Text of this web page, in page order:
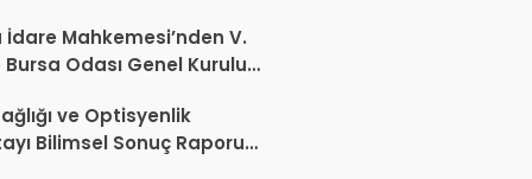
açıklaması
İdare Mahkemesi’nden V.
Odası Genel Kurulu
ve Optisyenlik
Bilimsel Sonuç Raporu